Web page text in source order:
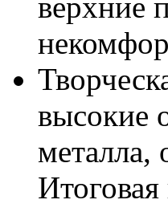
высокие
металла,